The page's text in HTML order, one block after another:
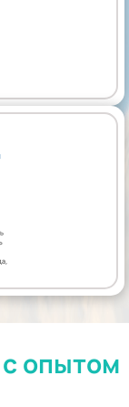
с опытом